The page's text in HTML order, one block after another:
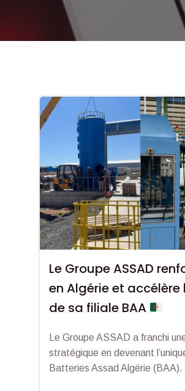
Le Groupe ASSAD
en Algérie et
de sa filiale BAA
Le Groupe ASSAD a franchi
stratégique en devenant
Batteries Assad Algérie